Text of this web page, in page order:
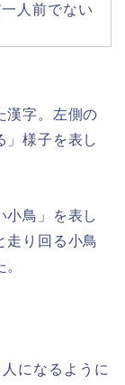
人前でない
漢字。左側の
」様子を表し
小鳥」を表し
走り回る小鳥
になるように